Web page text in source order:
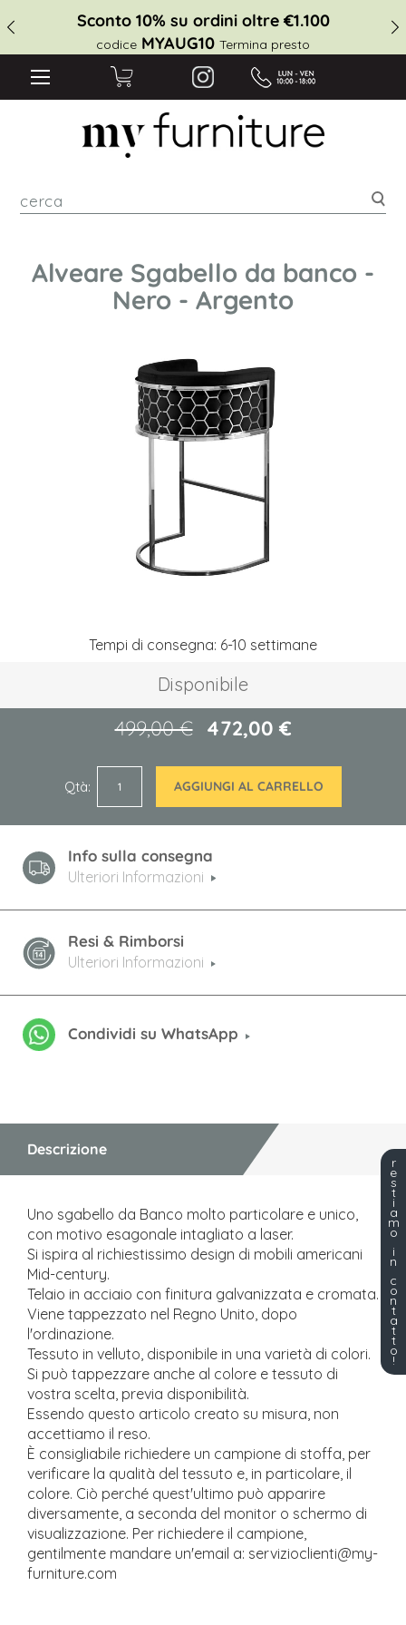
Sconto 10% su ordini oltre €1.100
codice MYAUG10 Termina presto
Alveare Sgabello da banco -
Nero - Argento
Tempi di consegna: 6-10 settimane
Disponibile
472,00 €
499,00 €
Qtà AGGIUNGI AL CARRELLO
Info sulla consegna
Ulteriori Informazioni
Resi & Rimborsi
Ulteriori Informazioni
Condividi su WhatsApp
Descrizione
Uno sgabello da Banco molto particolare e unico,
con motivo esagonale intagliato a laser.
Si ispira al richiestissimo design di mobili americani
Mid-century.
Telaio in acciaio con finitura galvanizzata e cromata.
Viene tappezzato nel Regno Unito, dopo
l'ordinazione.
Tessuto in velluto, disponibile in una varietà di colori.
Si può tappezzare anche al colore e tessuto di
vostra scelta, previa disponibilità.
Essendo questo articolo creato su misura, non
accettiamo il reso.
È consigliabile richiedere un campione di stoffa, per
verificare la qualità del tessuto e, in particolare, il
colore. Ciò perché quest'ultimo può apparire
diversamente, a seconda del monitor o schermo di
visualizzazione. Per richiedere il campione,
gentilmente mandare un'email a: servizioclienti@my-
furniture.com
r
e
s
t
i
a
m
o
i
n
c
o
n
t
a
t
t
o
!